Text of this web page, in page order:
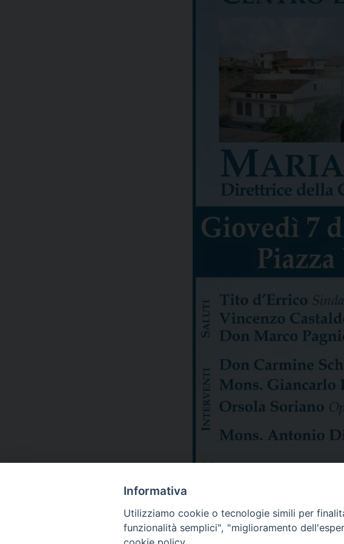
Informativa
Utilizziamo cookie o tecnologie simili per
funzionalità semplici", "miglioramento